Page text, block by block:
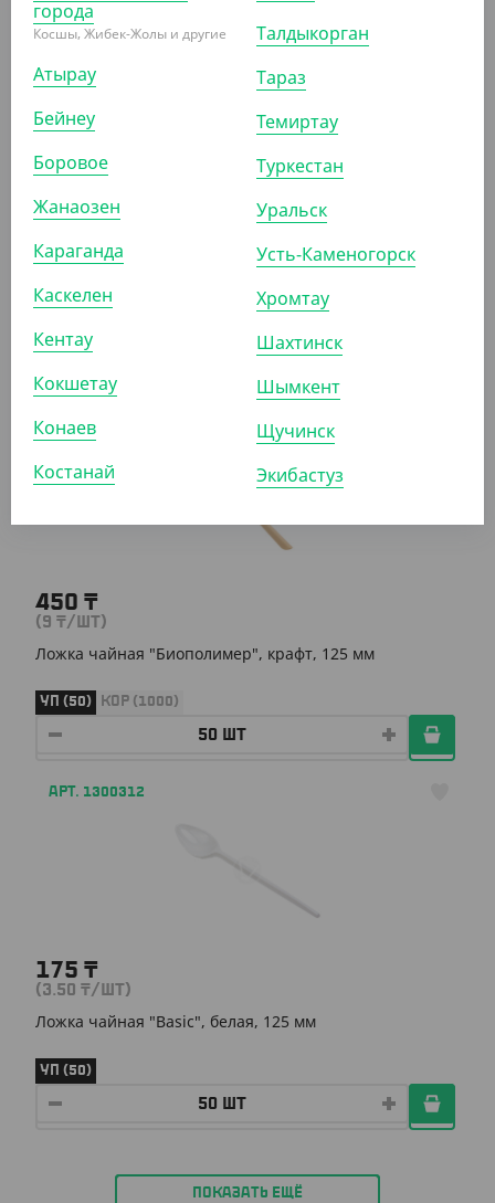
-2%
(8.80₸/ШТ)
Ложка чайная "Премиум", черная, 125 мм
УП (50)
АРТ. 1300310
450 ₸
(9 ₸/ШТ)
Ложка чайная "Биополимер", крафт, 125 мм
УП (50) КОР (1000)
АРТ. 1300312
175 ₸
(3.50 ₸/ШТ)
Ложка чайная "Basic", белая, 125 мм
УП (50)
ПОКАЗАТЬ ЕЩЁ
города
Косшы, Жибек-Жолы и другие
Атырау
Бейнеу
Боровое
Жанаозен
Караганда
Каскелен
Кентау
Кокшетау
Конаев
Костанай
Талдыкорган
Тараз
Темиртау
Туркестан
Уральск
Усть-Каменогорск
Хромтау
Шахтинск
Шымкент
Щучинск
Экибастуз